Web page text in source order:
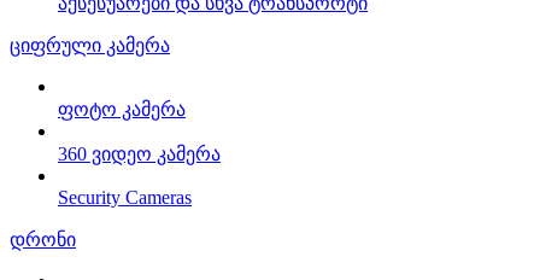
ციფრული კამერა
ფოტო კამერა
360 ვიდეო კამერა
Security Cameras
დრონი